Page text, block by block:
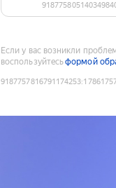
Если у вас возникли
воспользуйтесьформой
9187757816791174253: